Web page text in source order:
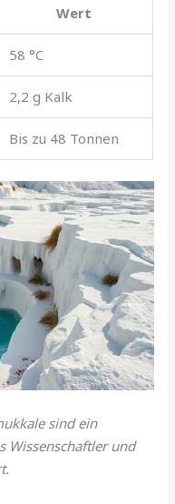
Wert
58 °C
2,2 g Kalk
Bis zu 48 Tonnen
sind ein
Wissenschaftler und